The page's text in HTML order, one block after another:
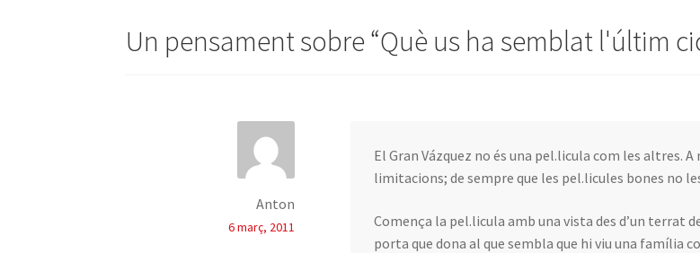
Un pensament sobre “Què us ha semblat l'últim
Anton
6 març, 2011
El Gran Vázquez no és una pel.licula com les altres.
limitacions; de sempre que les pel.licules bones no
Comença la pel.licula amb una vista des d’un terrat
porta que dona al que sembla que hi viu una família